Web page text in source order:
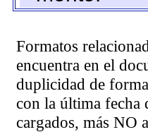
Formatos
encuentra en el
duplicidad de
con la última fecha
cargados, más NO